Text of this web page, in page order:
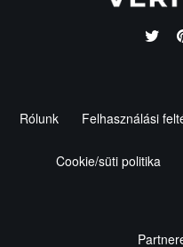
Rólunk Felhasználási
Cookie/süti politika